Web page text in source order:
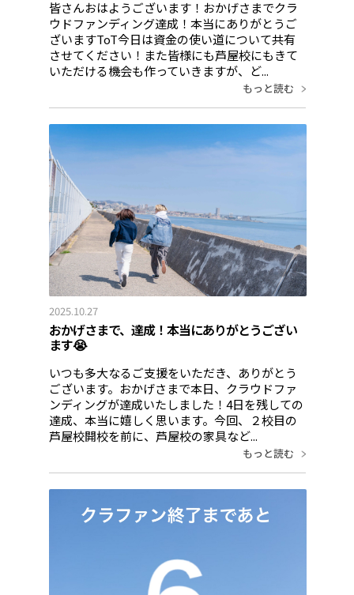
皆さんおはようございます！おかげさまでクラ
ウドファンディング達成！本当にありがとうご
ざいますToT今日は資金の使い道について共有
させてください！また皆様にも芦屋校にもきて
いただける機会も作っていきますが、ど...
もっと読む
2025.10.27
おかげさまで、達成！本当にありがとうござい
ます😭
いつも多大なるご支援をいただき、ありがとう
ございます。おかげさまで本日、クラウドファ
ンディングが達成いたしました！4日を残しての
達成、本当に嬉しく思います。今回、２校目の
芦屋校開校を前に、芦屋校の家具など...
もっと読む